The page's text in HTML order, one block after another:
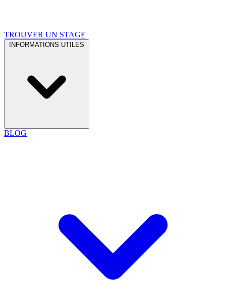
TROUVER UN STAGE
INFORMATIONS UTILES
BLOG